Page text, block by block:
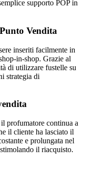
supporto POP in
Vendita
inseriti facilmente in
in-shop. Grazie al
di utilizzare fustelle su
strategia di
profumatore continua a
il cliente ha lasciato il
e prolungata nel
il riacquisto.